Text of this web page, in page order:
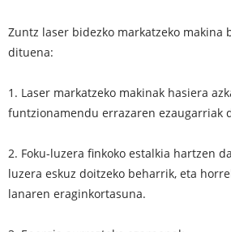
Zuntz laser bidezko markatzeko makina
dituena:
1. Laser markatzeko makinak hasiera
funtzionamendu errazaren ezaugarriak
2. Foku-luzera finkoko estalkia hartzen
luzera eskuz doitzeko beharrik, eta
lanaren eraginkortasuna.